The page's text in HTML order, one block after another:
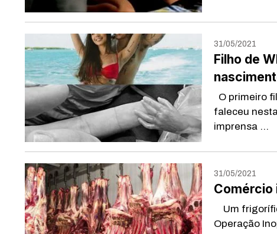
31/05/2021
Filho de
O primeiro
faleceu
imprensa ...
31/05/2021
Comércio
Um
Operação